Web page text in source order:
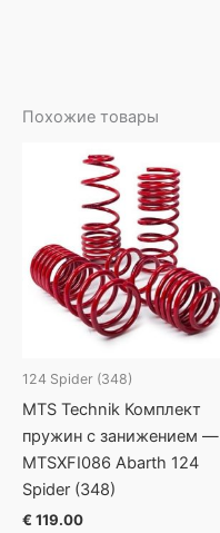
Похожие товары
124 Spider (348)
MTS Technik Комплект
пружин с занижением —
MTSXFI086 Abarth 124
Spider (348)
€ 119.00